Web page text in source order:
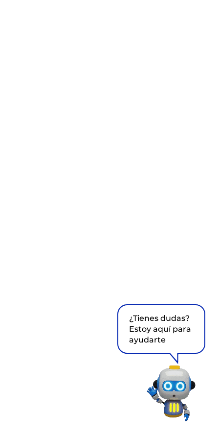
¿Tienes dudas?
Estoy aquí para
ayudarte